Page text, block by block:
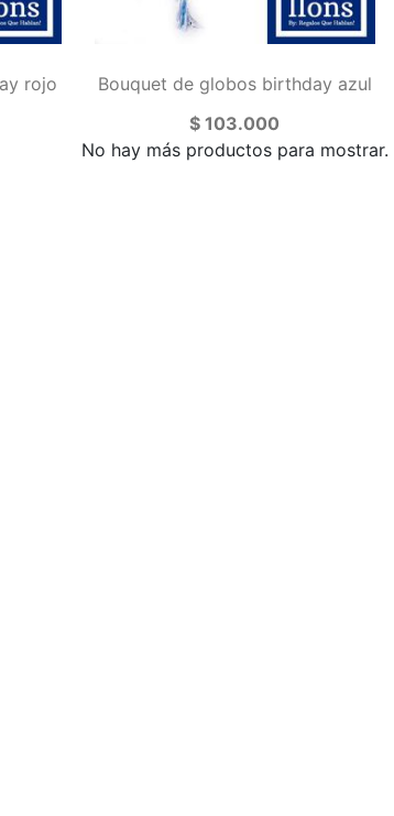
rojo
Bouquet de globos birthday azul
$ 103.000
No hay más productos para mostrar.